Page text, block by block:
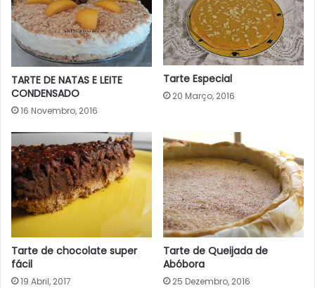
TARTE DE NATAS E LEITE
CONDENSADO
16 Novembro, 2016
Tarte Especial
20 Março, 2016
Tarte de chocolate super
fácil
19 Abril, 2017
Tarte de Queijada de
Abóbora
25 Dezembro, 2016